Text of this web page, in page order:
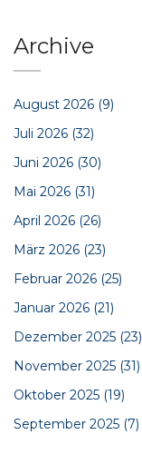
Archive
August 2026 (9)
Juli 2026 (32)
Juni 2026 (30)
Mai 2026 (31)
April 2026 (26)
März 2026 (23)
Februar 2026 (25)
Januar 2026 (21)
Dezember 2025 (23)
November 2025 (31)
Oktober 2025 (19)
September 2025 (7)